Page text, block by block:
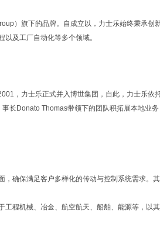
）旗下的品牌。自成立以，力士乐始终秉承创
及工厂自动化等多个领域。
，力士乐正式并入博世集团，自此，力士乐依
长Donato Thomas带领下的团队积拓展本地业
确保满足客户多样化的传动与控制系统需求。其
程机械、冶金、航空航天、船舶、能源等，以